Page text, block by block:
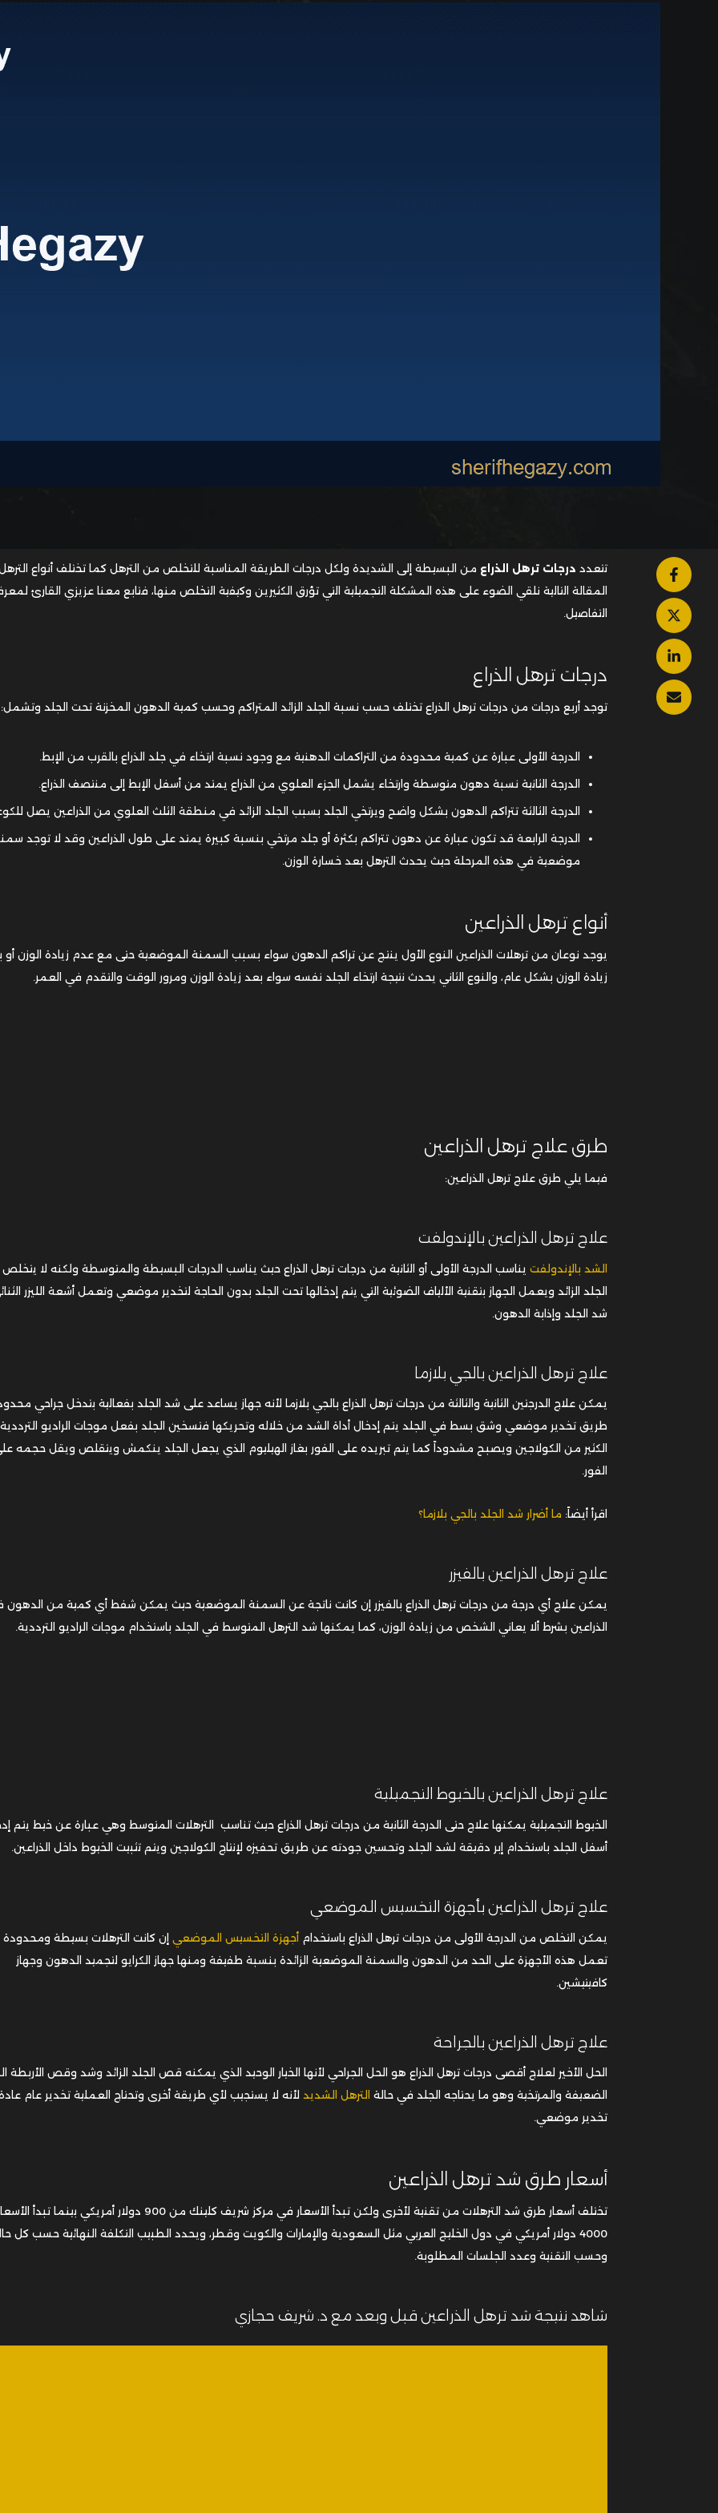
تتعدد درجات ترهل الذراع من البسيطة إلى الشديدة ولكل درجات الطريقة المناسبة للتخلص من الترهل كما تختلف أنواع
المقالة التالية نلقي الضوء على هذه المشكلة التجميلية التي تؤرق الكثيرين وكيفية التخلص منها، فتابع معنا عزيزي القارئ
التفاصيل.
درجات ترهل الذراع
توجد أربع درجات من درجات ترهل الذراع تختلف حسب نسبة الجلد الزائد المتراكم وحسب كمية الدهون المخزنة تحت الجلد وتشمل:
الدرجة الأولى عبارة عن كمية محدودة من التراكمات الدهنية مع وجود نسبة ارتخاء في جلد الذراع بالقرب من الإبط.
الدرجة الثانية نسبة دهون متوسطة وارتخاء يشمل الجزء العلوي من الذراع يمتد من أسفل الإبط إلى منتصف الذراع.
الدرجة الثالثة تتراكم الدهون بشكل واضح ويرتخي الجلد بسبب الجلد الزائد في منطقة الثلث العلوي من الذراعين يصل
الدرجة الرابعة قد تكون عبارة عن دهون تتراكم بكثرة أو جلد مرتخي بنسبة كبيرة يمتد على طول الذراعين وقد لا توجد
موضعية في هذه المرحلة حيث يحدث الترهل بعد خسارة الوزن.
أنواع ترهل الذراعين
يوجد نوعان من ترهلات الذراعين النوع الأول ينتج عن تراكم الدهون سواء بسبب السمنة الموضعية حتى مع عدم زيادة الوزن
زيادة الوزن بشكل عام، والنوع الثاني يحدث نتيجة ارتخاء الجلد نفسه سواء بعد زيادة الوزن ومرور الوقت والتقدم في العمر.
طرق علاج ترهل الذراعين
فيما يلي طرق علاج ترهل الذراعين:
علاج ترهل الذراعين بالإندولفت
الشد بالإندولفتيناسب الدرجة الأولى أو الثانية من درجات ترهل الذراع حيث يناسب الدرجات البسيطة والمتوسطة ولكنه لا
الجلد الزائد ويعمل الجهاز بتقنية الألياف الضوئية التي يتم إدخالها تحت الجلد بدون الحاجة لتخدير موضعي وتعمل أشعة الليزر
شد الجلد وإذابة الدهون.
علاج ترهل الذراعين بالجي بلازما
يمكن علاج الدرجتين الثانية والثالثة من درجات ترهل الذراع بالجي بلازما لأنه جهاز يساعد على شد الجلد بفعالية بتدخل جراحي
طريق تخدير موضعي وشق بسط في الجلد يتم إدخال أداة الشد من خلاله وتحريكها فتسخين الجلد بفعل موجات الراديو
الكثير من الكولاجين ويصبح مشدوداً كما يتم تبريده على الفور بغاز الهيليوم الذي يجعل الجلد ينكمش ويتقلص ويقل حجمه
الفور.
اقرأ أيضاً: ما أضرار شد الجلد بالجي بلازما؟
علاج ترهل الذراعين بالفيزر
يمكن علاج أي درجة من درجات ترهل الذراع بالفيزر إن كانت ناتجة عن السمنة الموضعية حيث يمكن شفط أي كمية من الدهون
الذراعين بشرط ألا يعاني الشخص من زيادة الوزن، كما يمكنها شد الترهل المتوسط في الجلد باستخدام موجات الراديو الترددية.
علاج ترهل الذراعين بالخيوط التجميلية
الخيوط التجميلية يمكنها علاج حتى الدرجة الثانية من درجات ترهل الذراع حيث تناسب الترهلات المتوسط وهي عبارة عن خيط يتم
أسفل الجلد باستخدام إبر دقيقة لشد الجلد وتحسين جودته عن طريق تحفيزه لإنتاج الكولاجين ويتم تثبيت الخيوط داخل الذراعين.
علاج ترهل الذراعين بأجهزة التخسيس الموضعي
يمكن التخلص من الدرجة الأولى من درجات ترهل الذراع باستخدام أجهزة التخسيس الموضعي إن كانت الترهلات بسيطة
تعمل هذه الأجهزة على الحد من الدهون والسمنة الموضعية الزائدة بنسبة طفيفة ومنها جهاز الكرايو لتجميد الدهون وجهاز
كافيتيشين.
علاج ترهل الذراعين بالجراحة
الحل الأخير لعلاج أقصى درجات ترهل الذراع هو الحل الجراحي لأنها الخيار الوحيد الذي يمكنه قص الجلد الزائد وشد وقص الأربطة
الضعيفة والمرتخية وهو ما يحتاجه الجلد في حالةالترهل الشديدلأنه لا يستجيب لأي طريقة أخرى وتحتاج العملية تخدير عام
تخدير موضعي.
أسعار طرق شد ترهل الذراعين
تختلف أسعار طرق شد الترهلات من تقنية لأخرى ولكن تبدأ الأسعار في مركز شريف كلينك من 900 دولار أمريكي
4000 دولار أمريكي في دول الخليج العربي مثل السعودية والإمارات والكويت وقطر، ويحدد الطبيب التكلفة النهائية حسب كل
وحسب التقنية وعدد الجلسات المطلوبة.
شاهد نتيجة شد ترهل الذراعين قبل وبعد مع د. شريف حجازي